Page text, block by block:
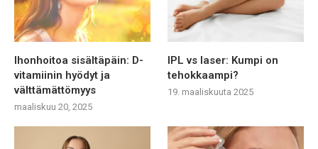
Ihonhoitoa sisältäpäin: D-
vitamiinin hyödyt ja
välttämättömyys
maaliskuu 20, 2025
IPL vs laser: Kumpi on
tehokkaampi?
19. maaliskuuta 2025